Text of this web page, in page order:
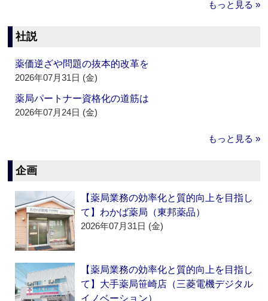
もっと見る »
社説
薬価逆ざや問題の抜本的改革を
2026年07月31日 (金)
薬局パートナー資格化の道筋は
2026年07月24日 (金)
もっと見る »
企画
【薬局業務の効率化と質的向上を目指し
て】わかば薬局（東邦薬品）
2026年07月31日 (金)
【薬局業務の効率化と質的向上を目指し
て】大手薬局笹崎店（三菱電機デジタル
イノベーション）